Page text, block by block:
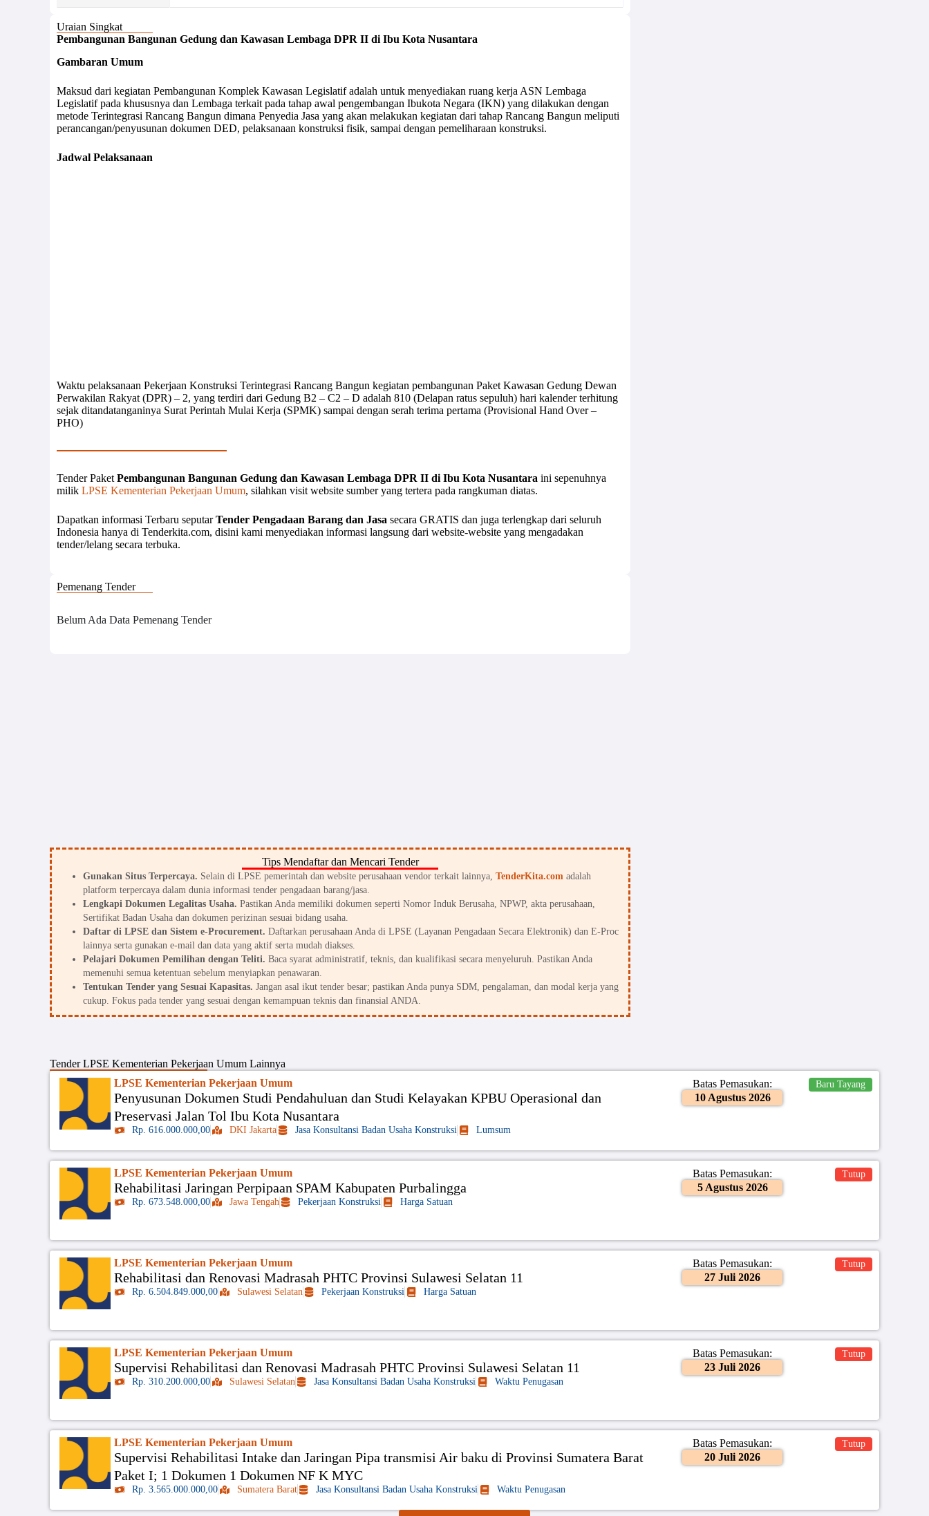
Uraian Singkat
Pembangunan Bangunan Gedung dan Kawasan Lembaga DPR II di Ibu Kota Nusantara
Gambaran Umum
Maksud dari kegiatan Pembangunan Komplek Kawasan Legislatif adalah untuk menyediakan ruang kerja ASN Lembaga
Legislatif pada khususnya dan Lembaga terkait pada tahap awal pengembangan Ibukota Negara (IKN) yang dilakukan dengan
metode Terintegrasi Rancang Bangun dimana Penyedia Jasa yang akan melakukan kegiatan dari tahap Rancang Bangun meliputi
perancangan/penyusunan dokumen DED, pelaksanaan konstruksi fisik, sampai dengan pemeliharaan konstruksi.
Jadwal Pelaksanaan
Waktu pelaksanaan Pekerjaan Konstruksi Terintegrasi Rancang Bangun kegiatan pembangunan Paket Kawasan Gedung Dewan
Perwakilan Rakyat (DPR) – 2, yang terdiri dari Gedung B2 – C2 – D adalah 810 (Delapan ratus sepuluh) hari kalender terhitung
sejak ditandatanganinya Surat Perintah Mulai Kerja (SPMK) sampai dengan serah terima pertama (Provisional Hand Over –
PHO)
Tender Paket Pembangunan Bangunan Gedung dan Kawasan Lembaga DPR II di Ibu Kota Nusantara ini sepenuhnya
milik LPSE Kementerian Pekerjaan Umum, silahkan visit website sumber yang tertera pada rangkuman diatas.
Dapatkan informasi Terbaru seputarTender Pengadaan Barang dan Jasa secara GRATIS dan juga terlengkap dari seluruh
Indonesia hanya di Tenderkita.com, disini kami menyediakan informasi langsung dari website-website yang mengadakan
tender/lelang secara terbuka.
Pemenang Tender
Belum Ada Data Pemenang Tender
Tips Mendaftar dan Mencari Tender
Gunakan Situs Terpercaya. Selain di LPSE pemerintah dan website perusahaan vendor terkait lainnya, TenderKita.com adalah
platform terpercaya dalam dunia informasi tender pengadaan barang/jasa.
Lengkapi Dokumen Legalitas Usaha. Pastikan Anda memiliki dokumen seperti Nomor Induk Berusaha, NPWP, akta perusahaan,
Sertifikat Badan Usaha dan dokumen perizinan sesuai bidang usaha.
Daftar di LPSE dan Sistem e-Procurement. Daftarkan perusahaan Anda di LPSE (Layanan Pengadaan Secara Elektronik) dan E-Proc
lainnya serta gunakan e-mail dan data yang aktif serta mudah diakses.
Pelajari Dokumen Pemilihan dengan Teliti. Baca syarat administratif, teknis, dan kualifikasi secara menyeluruh. Pastikan Anda
memenuhi semua ketentuan sebelum menyiapkan penawaran.
Tentukan Tender yang Sesuai Kapasitas. Jangan asal ikut tender besar; pastikan Anda punya SDM, pengalaman, dan modal kerja yang
cukup. Fokus pada tender yang sesuai dengan kemampuan teknis dan finansial ANDA.
TenderLPSE Kementerian Pekerjaan Umum Lainnya
LPSE Kementerian Pekerjaan Umum
Penyusunan Dokumen Studi Pendahuluan dan Studi Kelayakan KPBU Operasional dan
Preservasi Jalan Tol Ibu Kota Nusantara
Rp. 616.000.000,00 DKI Jakarta Jasa Konsultansi Badan Usaha Konstruksi Lumsum
Batas Pemasukan:
10 Agustus 2026
Baru Tayang
LPSE Kementerian Pekerjaan Umum
Rehabilitasi Jaringan Perpipaan SPAM Kabupaten Purbalingga
Rp. 673.548.000,00 Jawa Tengah Pekerjaan Konstruksi Harga Satuan
Batas Pemasukan:
5 Agustus 2026
Tutup
LPSE Kementerian Pekerjaan Umum
Rehabilitasi dan Renovasi Madrasah PHTC Provinsi Sulawesi Selatan 11
Rp. 6.504.849.000,00 Sulawesi Selatan Pekerjaan Konstruksi Harga Satuan
Batas Pemasukan:
27 Juli 2026
Tutup
LPSE Kementerian Pekerjaan Umum
Supervisi Rehabilitasi dan Renovasi Madrasah PHTC Provinsi Sulawesi Selatan 11
Rp. 310.200.000,00 Sulawesi Selatan Jasa Konsultansi Badan Usaha Konstruksi Waktu Penugasan
Batas Pemasukan:
23 Juli 2026
Tutup
LPSE Kementerian Pekerjaan Umum
Supervisi Rehabilitasi Intake dan Jaringan Pipa transmisi Air baku di Provinsi Sumatera Barat
Paket I; 1 Dokumen 1 Dokumen NF K MYC
Rp. 3.565.000.000,00 Sumatera Barat Jasa Konsultansi Badan Usaha Konstruksi Waktu Penugasan
Batas Pemasukan:
20 Juli 2026
Tutup